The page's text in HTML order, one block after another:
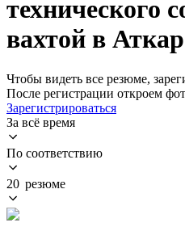
технического
вахтой в
Чтобы видеть все резюме,
После регистрации откроем
Зарегистрироваться
За всё время
По соответствию
20 резюме